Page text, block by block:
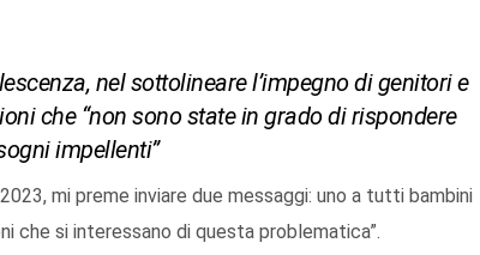
nel sottolineare l’impegno di genitori e
che “non sono state in grado di rispondere
impellenti”
mi preme inviare due messaggi: uno a tutti bambini
che si interessano di questa problematica”.